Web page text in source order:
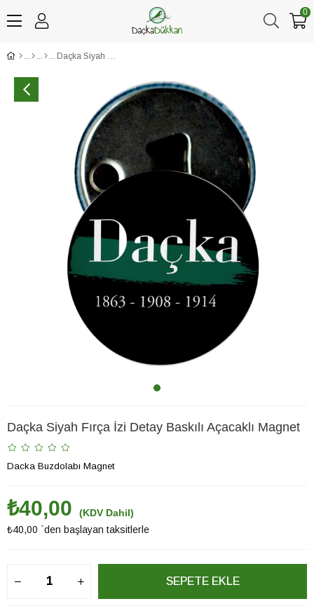
0
Daçka Siyah Fırça İzi Detay Baskılı Açacaklı Magnet
Daçka Siyah Fırça İzi Detay Baskılı Açacaklı Magnet
Dacka Buzdolabı Magnet
₺40,00
(KDV Dahil)
₺40,00 `den başlayan taksitlerle